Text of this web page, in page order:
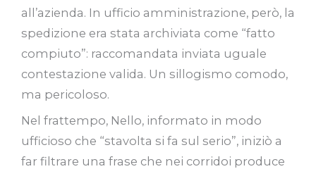
all’azienda. In ufficio amministrazione, però, la
spedizione era stata archiviata come “fatto
compiuto”: raccomandata inviata uguale
contestazione valida. Un sillogismo comodo,
ma pericoloso.
Nel frattempo, Nello, informato in modo
ufficioso che “stavolta si fa sul serio”, iniziò a
far filtrare una frase che nei corridoi produce